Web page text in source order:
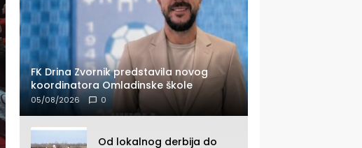
FK Drina Zvornik predstavila novog
koordinatora Omladinske škole
05/08/2026 0
Od lokalnog derbija do